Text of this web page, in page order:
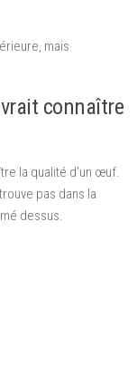
mais
connaître
la qualité d’un œuf.
pas dans la
dessus.